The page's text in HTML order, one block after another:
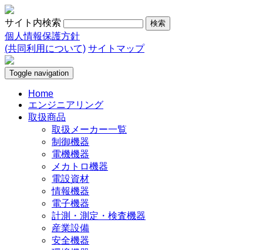
サイト内検索
個人情報保護方針
(共同利用について) サイトマップ
Toggle navigation
Home
エンジニアリング
取扱商品
取扱メーカー一覧
制御機器
電機機器
メカトロ機器
電設資材
情報機器
電子機器
計測・測定・検査機器
産業設備
安全機器